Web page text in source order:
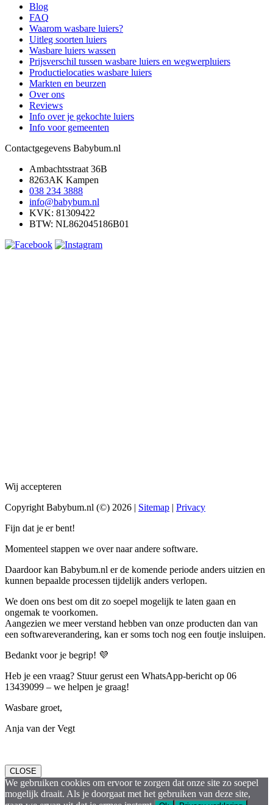
Blog
FAQ
Waarom wasbare luiers?
Uitleg soorten luiers
Wasbare luiers wassen
Prijsverschil tussen wasbare luiers en wegwerpluiers
Productielocaties wasbare luiers
Markten en beurzen
Over ons
Reviews
Info over je gekochte luiers
Info voor gemeenten
Contactgegevens Babybum.nl
Ambachtsstraat 36B
8263AK Kampen
038 234 3888
info@babybum.nl
KVK: 81309422
BTW: NL862045186B01
Wij accepteren
Copyright Babybum.nl (©) 2026 | Sitemap | Privacy
Fijn dat je er bent!
Momenteel stappen we over naar andere software.
Daardoor kan Babybum.nl er de komende periode anders uitzien en
kunnen bepaalde processen tijdelijk anders verlopen.
We doen ons best om dit zo soepel mogelijk te laten gaan en
ongemak te voorkomen.
Aangezien we meer verstand hebben van onze producten dan van
een softwareverandering, kan er soms toch nog een foutje insluipen.
Bedankt voor je begrip! 💜
Heb je een vraag? Stuur gerust een WhatsApp-bericht op 06
13439099 – we helpen je graag!
Wasbare groet,
Anja van der Vegt
CLOSE
We gebruiken cookies om ervoor te zorgen dat onze site zo soepel
mogelijk draait. Als je doorgaat met het gebruiken van deze site,